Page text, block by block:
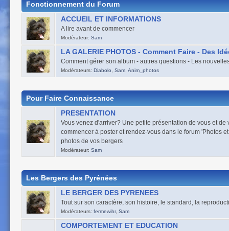
Fonctionnement du Forum
ACCUEIL ET INFORMATIONS
A lire avant de commencer
Modérateur: Sam
LA GALERIE PHOTOS - Comment Faire - Des
Comment gérer son album - autres questions - Les
Modérateurs: Diabolo, Sam, Anim_photos
Pour Faire Connaissance
PRESENTATION
Vous venez d'arriver? Une petite présentation de vous et de
commencer à poster et rendez-vous dans le forum 'Photos
photos de vos bergers
Modérateur: Sam
Les Bergers des Pyrénées
LE BERGER DES PYRENEES
Tout sur son caractère, son histoire, le standard, la
Modérateurs: fermewihr, Sam
COMPORTEMENT ET EDUCATION